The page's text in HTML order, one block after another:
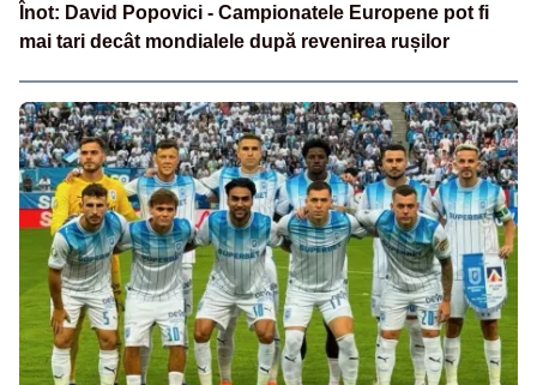
Înot: David Popovici - Campionatele Europene pot fi
mai tari decât mondialele după revenirea rușilor